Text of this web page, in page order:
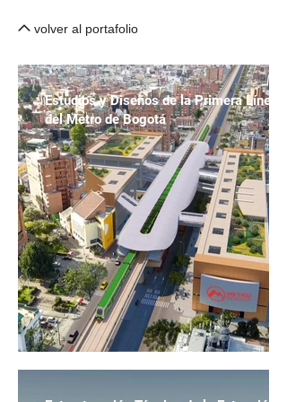
volver al portafolio
Estudios y Diseños de la Primera Línea
del Metro de Bogotá